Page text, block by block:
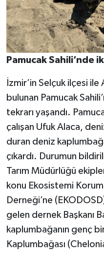
Pamucak Sahili’nde
İzmir’in Selçuk ilçesi ile
bulunan Pamucak
tekrarı yaşandı.
çalışan Ufuk Alaca,
duran deniz
çıkardı. Durumun
Tarım Müdürlüğü
konu Ekosistemi
Derneği’ne
gelen dernek Başkanı
kaplumbağanın genç
Kaplumbağası